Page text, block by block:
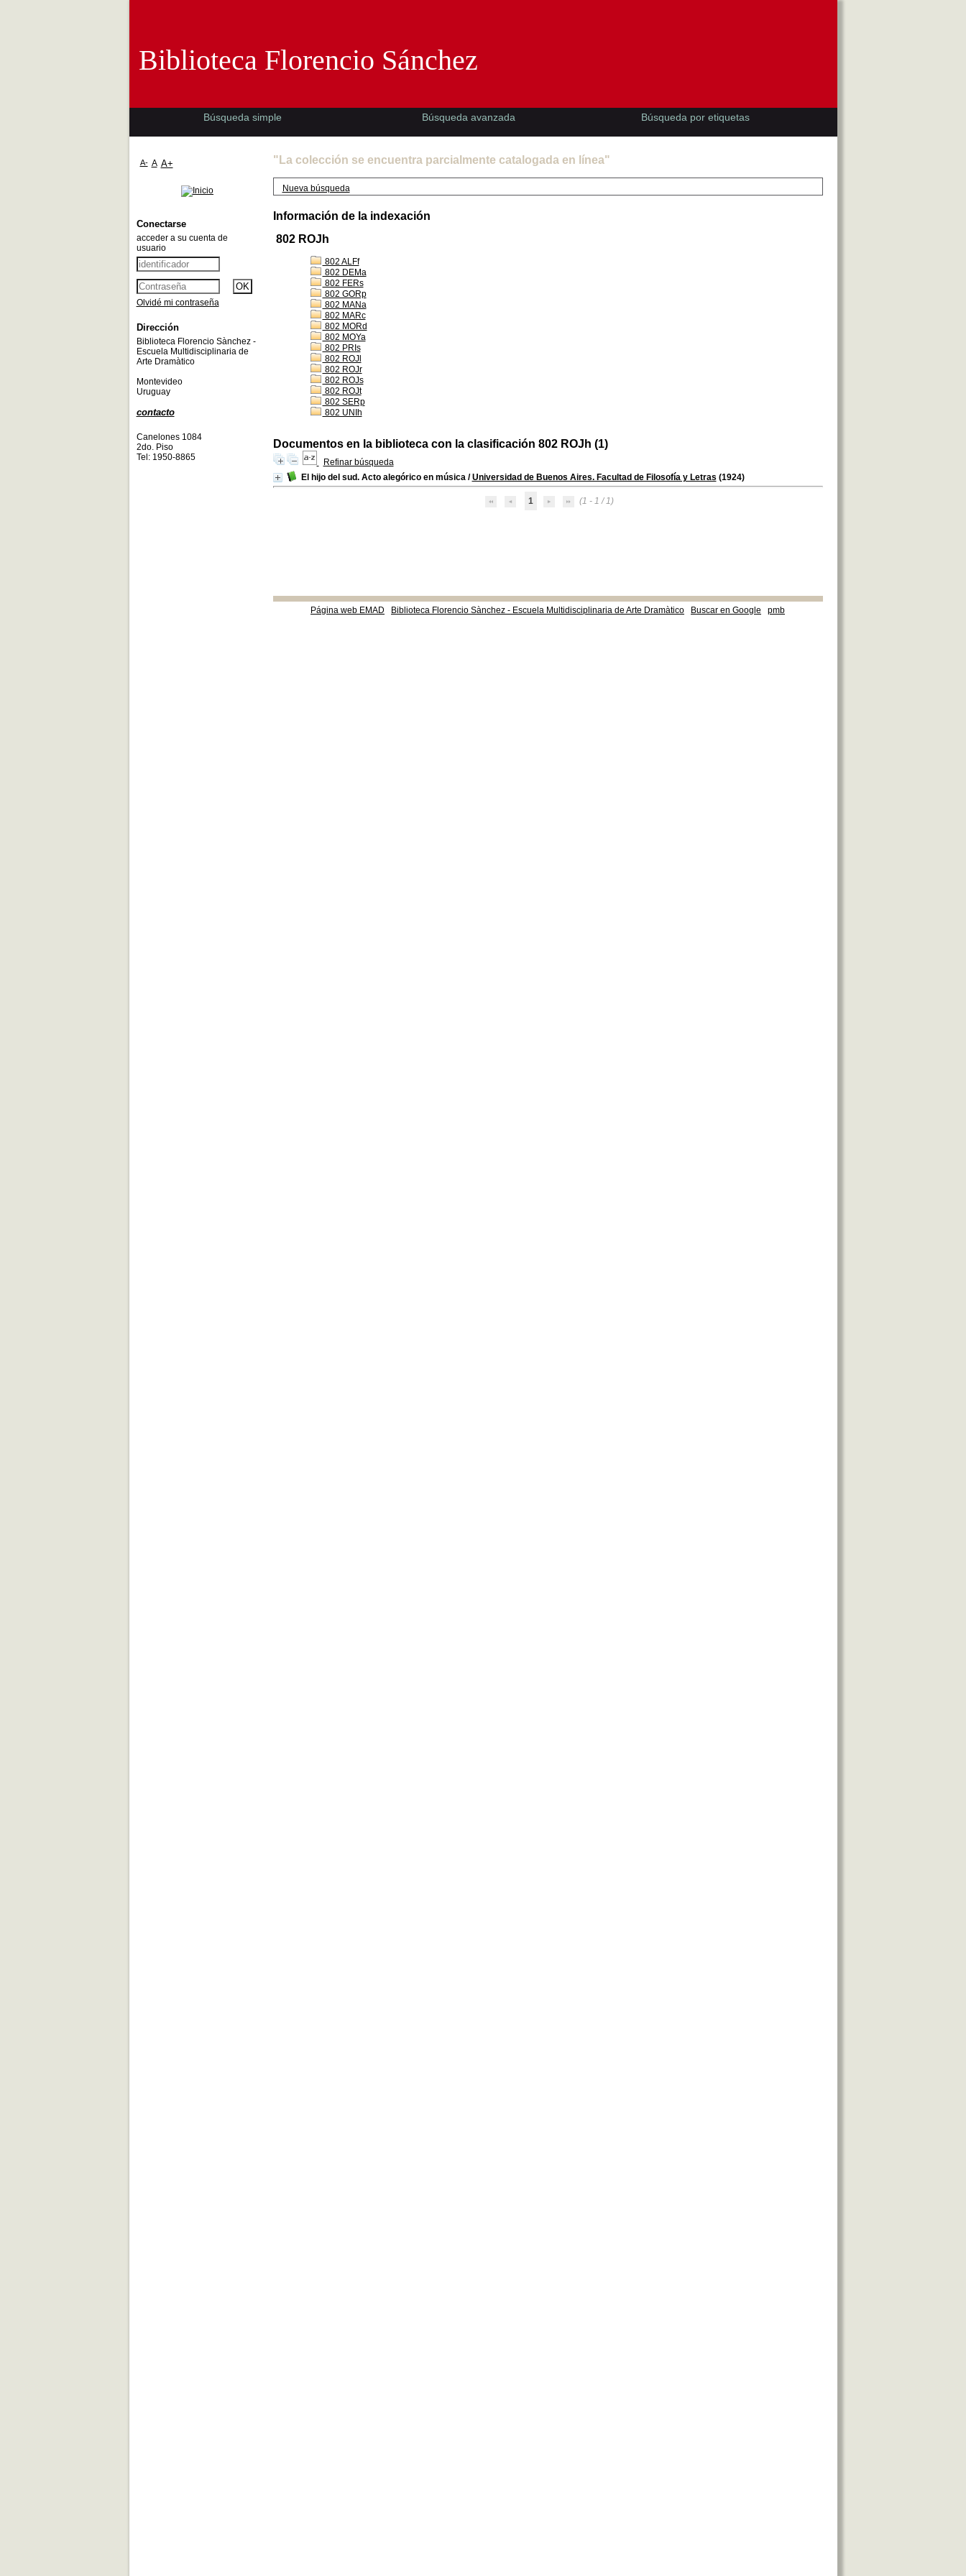
"La colección se encuentra parcialmente catalogada en línea"
Nueva búsqueda
Información de la indexación
802 ROJh
802 ALFf
802 DEMa
802 FERs
802 GORp
802 MANa
802 MARc
802 MORd
802 MOYa
802 PRIs
802 ROJl
802 ROJr
802 ROJs
802 ROJt
802 SERp
802 UNIh
Documentos en la biblioteca con la clasificación 802 ROJh (1)
Refinar búsqueda
El hijo del sud. Acto alegórico en música/Universidad de Buenos Aires. Facultad de Filosofía y Letras (1924)
1 (1 - 1 / 1)
Página web EMAD Biblioteca Florencio Sànchez - Escuela Multidisciplinaria de Arte Dramàtico Buscar en Google pmb
Biblioteca Florencio Sánchez
Búsqueda simple Búsqueda avanzada Búsqueda por etiquetas
A- A A+
Conectarse
acceder a su cuenta de
usuario
Olvidé mi contraseña
Dirección
Biblioteca Florencio Sànchez -
Escuela Multidisciplinaria de
Arte Dramàtico
Montevideo
Uruguay
contacto
Canelones 1084
2do. Piso
Tel: 1950-8865